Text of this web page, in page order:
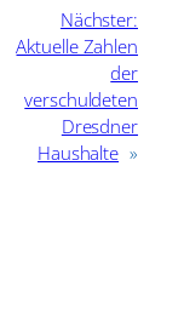
Nächster:
Aktuelle Zahlen
der
verschuldeten
Dresdner
Haushalte »